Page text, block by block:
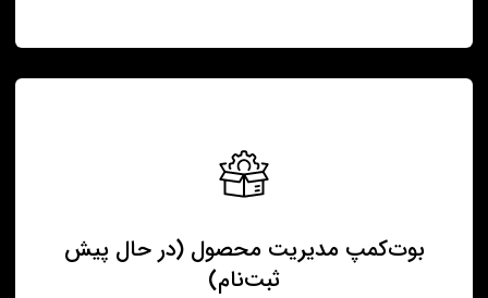
بوت‌کمپ مدیریت محصول (در حال پیش‌
ثبت‌نام)